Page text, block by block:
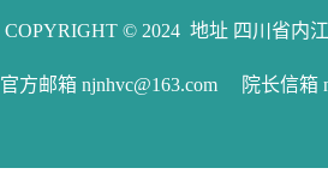
COPYRIGHT © 2024 地址 四川省内
官方邮箱 njnhvc@163.com 院长信箱